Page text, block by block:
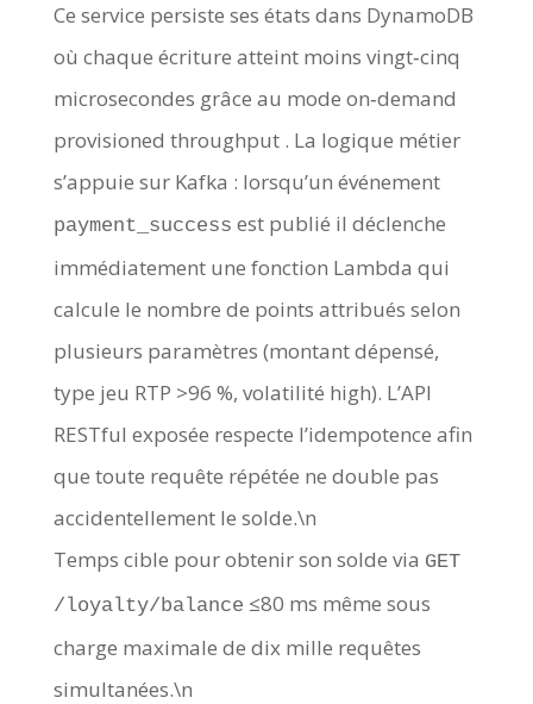
Ce service persiste ses états dans DynamoDB
où chaque écriture atteint moins vingt‐cinq
microsecondes grâce au mode on‐demand
provisioned throughput . La logique métier
s’appuie sur Kafka : lorsqu’un événement
payment_success est publié il déclenche
immédiatement une fonction Lambda qui
calcule le nombre de points attribués selon
plusieurs paramètres (montant dépensé,
type jeu RTP >96 %, volatilité high). L’API
RESTful exposée respecte l’idempotence afin
que toute requête répétée ne double pas
accidentellement le solde.\n
Temps cible pour obtenir son solde via GET
/loyalty/balance ≤80 ms même sous
charge maximale de dix mille requêtes
simultanées.\n